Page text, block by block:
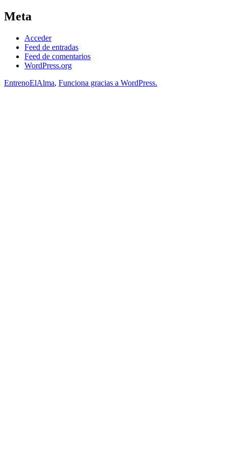
Meta
Acceder
Feed de entradas
Feed de comentarios
WordPress.org
EntrenoElAlma, Funciona gracias a WordPress.